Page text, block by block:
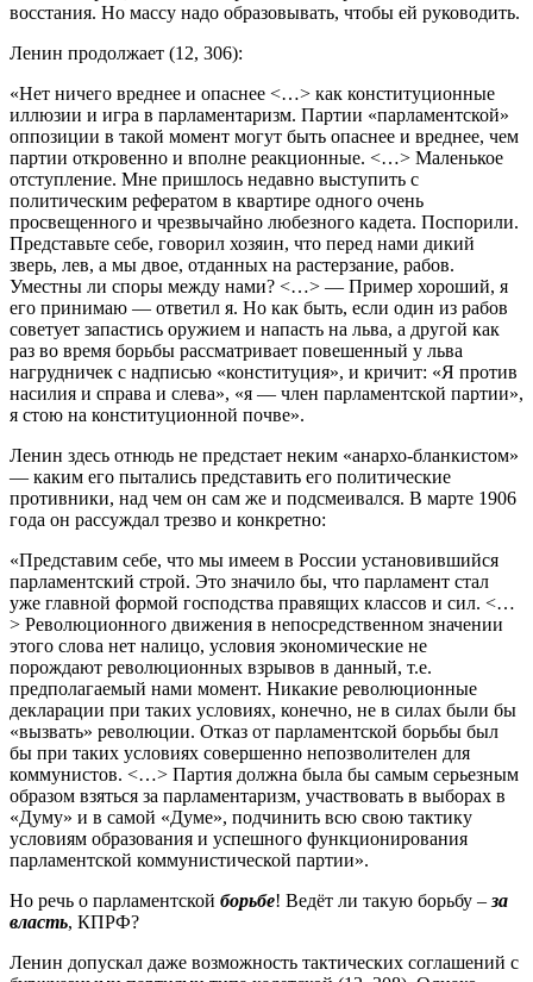
восстания. Но массу надо образовывать, чтобы ей руководить.
Ленин продолжает (12, 306):
«Нет ничего вреднее и опаснее <…> как конституционные
иллюзии и игра в парламентаризм. Партии «парламентской»
оппозиции в такой момент могут быть опаснее и вреднее, чем
партии откровенно и вполне реакционные. <…> Маленькое
отступление. Мне пришлось недавно выступить с
политическим рефератом в квартире одного очень
просвещенного и чрезвычайно любезного кадета. Поспорили.
Представьте себе, говорил хозяин, что перед нами дикий
зверь, лев, а мы двое, отданных на растерзание, рабов.
Уместны ли споры между нами? <…> — Пример хороший, я
его принимаю — ответил я. Но как быть, если один из рабов
советует запастись оружием и напасть на льва, а другой как
раз во время борьбы рассматривает повешенный у льва
нагрудничек с надписью «конституция», и кричит: «Я против
насилия и справа и слева», «я — член парламентской партии»,
я стою на конституционной почве».
Ленин здесь отнюдь не предстает неким «анархо-бланкистом»
— каким его пытались представить его политические
противники, над чем он сам же и подсмеивался. В марте 1906
года он рассуждал трезво и конкретно:
«Представим себе, что мы имеем в России установившийся
парламентский строй. Это значило бы, что парламент стал
уже главной формой господства правящих классов и сил. <…
> Революционного движения в непосредственном значении
этого слова нет налицо, условия экономические не
порождают революционных взрывов в данный, т.е.
предполагаемый нами момент. Никакие революционные
декларации при таких условиях, конечно, не в силах были бы
«вызвать» революции. Отказ от парламентской борьбы был
бы при таких условиях совершенно непозволителен для
коммунистов. <…> Партия должна была бы самым серьезным
образом взяться за парламентаризм, участвовать в выборах в
«Думу» и в самой «Думе», подчинить всю свою тактику
условиям образования и успешного функционирования
парламентской коммунистической партии».
Но речь о парламентской борьбе! Ведёт ли такую борьбу – за
власть, КПРФ?
Ленин допускал даже возможность тактических соглашений с